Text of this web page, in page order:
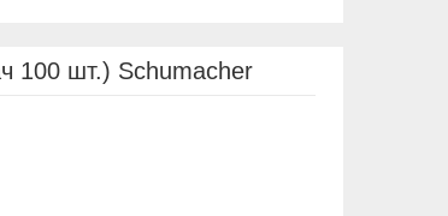
100 шт.) Schumacher